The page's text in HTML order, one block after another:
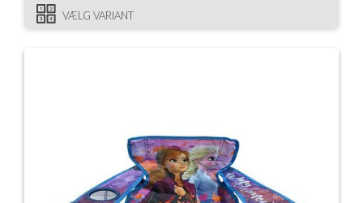
VÆLG VARIANT